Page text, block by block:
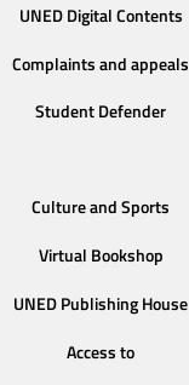
UNED Digital Contents
Complaints and appeals
Student Defender
Culture and Sports
Virtual Bookshop
UNED Publishing House
Access to